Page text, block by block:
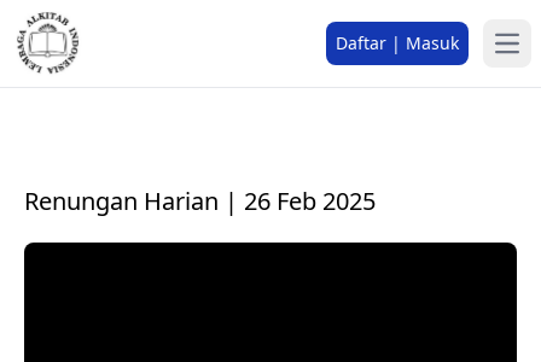
Daftar | Masuk
Renungan Harian | 26 Feb 2025